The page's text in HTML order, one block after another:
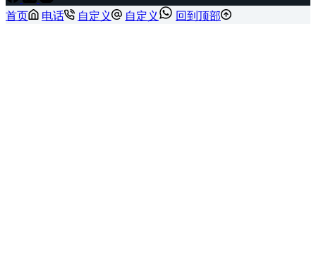
首页 电话 自定义 自定义 回到顶部